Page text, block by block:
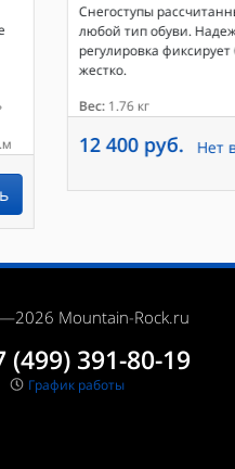
Снегоступы
любой тип обуви.
регулировка
жестко.
Вес:1.76 кг
12 400 руб. Нет
Mountain-Rock.ru
(499) 391-80-19
График работы